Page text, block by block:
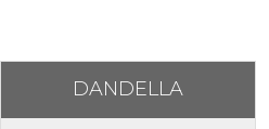
DANDELLA